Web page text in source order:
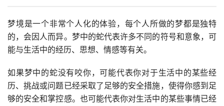
梦境是一个非常个人化的体验，每个人所做的梦都是独特
的，会因人而异。梦中的蛇代表许多不同的符号和意象，可
能与生活中的经历、思想、情感等有关。
如果梦中的蛇没有咬你，可能代表你对于生活中的某些经
历、挑战或问题已经采取了足够的安全措施，使得你感到足
够的安全和掌控感。也可能代表你对生活中的某些事情已经